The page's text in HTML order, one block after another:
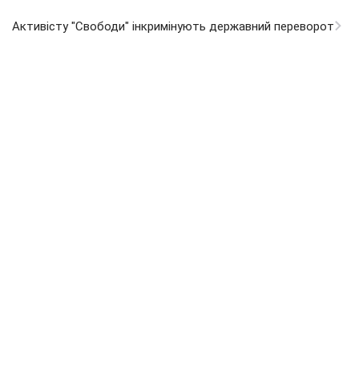
Активісту "Свободи" інкримінують державний переворот